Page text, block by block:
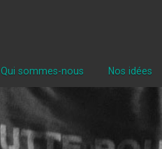
Qui sommes-nous Nos idées